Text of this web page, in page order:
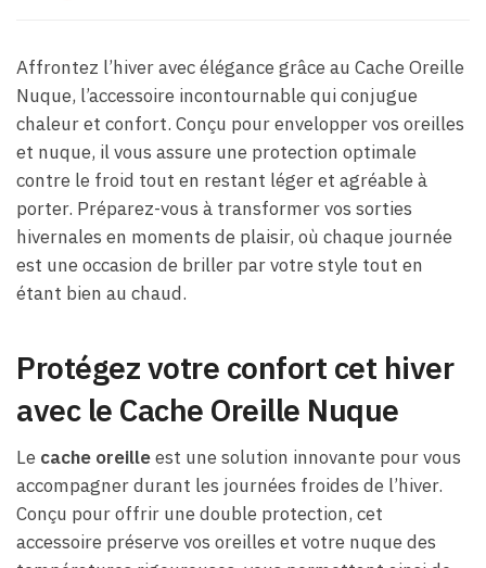
Affrontez l’hiver avec élégance grâce au Cache Oreille
Nuque, l’accessoire incontournable qui conjugue
chaleur et confort. Conçu pour envelopper vos oreilles
et nuque, il vous assure une protection optimale
contre le froid tout en restant léger et agréable à
porter. Préparez-vous à transformer vos sorties
hivernales en moments de plaisir, où chaque journée
est une occasion de briller par votre style tout en
étant bien au chaud.
Protégez votre confort cet hiver
avec le Cache Oreille Nuque
Le cache oreilleest une solution innovante pour vous
accompagner durant les journées froides de l’hiver.
Conçu pour offrir une double protection, cet
accessoire préserve vos oreilles et votre nuque des